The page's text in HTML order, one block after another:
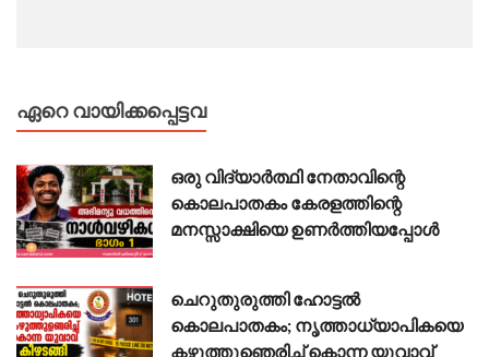
ഏറെ വായിക്കപ്പെട്ടവ
ഒരു വിദ്യാർത്ഥി നേതാവിന്റെ
കൊലപാതകം കേരളത്തിന്റെ
മനസ്സാക്ഷിയെ ഉണർത്തിയപ്പോൾ
ചെറുതുരുത്തി ഹോട്ടൽ
കൊലപാതകം; നൃത്താധ്യാപികയെ
കഴുത്തുഞെരിച്ച് കൊന്ന യുവാവ്